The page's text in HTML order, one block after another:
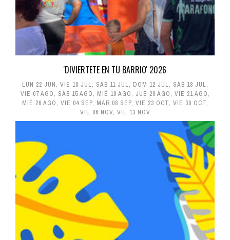
'DIVIERTETE EN TU BARRIO' 2026
LUN 22 JUN, VIE 10 JUL, SÁB 11 JUL, DOM 12 JUL, SÁB 18 JUL,
VIE 07 AGO, SÁB 15 AGO, MIÉ 19 AGO, JUE 20 AGO, VIE 21 AGO,
MIÉ 26 AGO, VIE 04 SEP, MAR 08 SEP, VIE 23 OCT, VIE 30 OCT,
VIE 06 NOV, VIE 13 NOV